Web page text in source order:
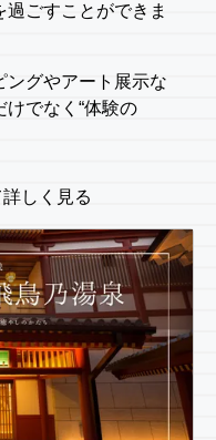
ごすことができま
ングやアート展示な
でなく“体験の
しく見る